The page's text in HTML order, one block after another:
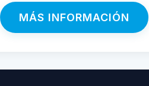
MÁS INFORMACIÓN